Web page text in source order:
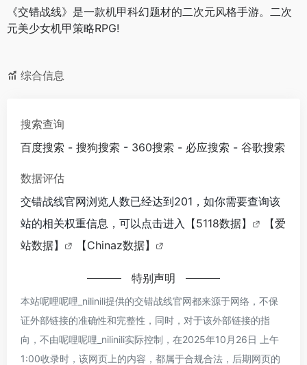
《交错战线》是一款机甲科幻题材的二次元风格手游。二次
元美少女机甲策略RPG!
综合信息
搜索查询
百度搜索 - 搜狗搜索 - 360搜索 - 必应搜索 - 谷歌搜索
数据评估
交错战线官网浏览人数已经达到201，如你需要查询该
站的相关权重信息，可以点击进入
【5118数据】
【爱
站数据】
【Chinaz数据】
特别声明
本站呢哩呢哩_nilinili提供的交错战线官网都来源于网络，不保
证外部链接的准确性和完整性，同时，对于该外部链接的指
向，不由呢哩呢哩_nilinili实际控制，在2025年10月26日 上午
1:00收录时，该网页上的内容，都属于合规合法，后期网页的